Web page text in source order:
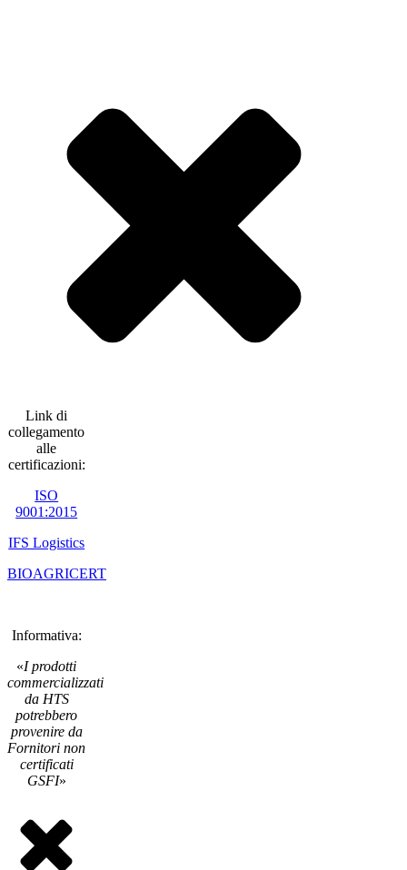
Link di
collegamento
alle
certificazioni:
ISO
9001:2015
IFS Logistics
BIOAGRICERT
Informativa:
«I prodotti
commercializzati
da HTS
potrebbero
provenire da
Fornitori non
certificati
GSFI»